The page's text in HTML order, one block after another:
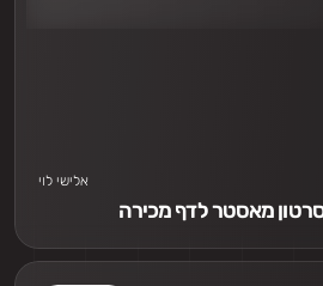
אלישי לוי
סרטון מאסטר לדף מכירה